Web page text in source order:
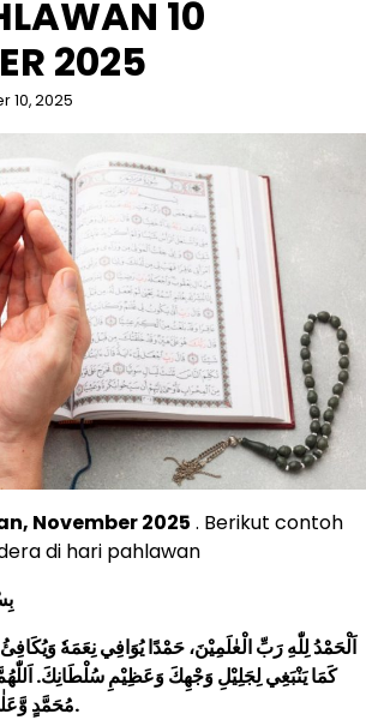
10
2025
10, 2025
November 2025 . Berikut contoh
di hari pahlawan
اَلْحَمْدُ لِلّٰهِ رَبِّ الْعٰلَمِيْنَ، حَمْدًا يُوَافِي نِعَمَهٗ وَيُكَافِئُ
كَمَا يَنْبَغِي لِجَلِيْلِ وَجْهِكَ وَعَظِيْمِ سُلْطَانِكَ.
مُحَمَّدٍ وَّعَلٰى اٰلِهِ وَصَحْبِهٖ اَجْمَعِيْنَ.